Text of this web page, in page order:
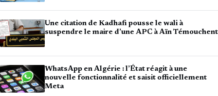
Une citation de Kadhafi pousse le wali à
suspendre le maire d’une APC à Aïn Témouchent
WhatsApp en Algérie : l’État réagit à une
nouvelle fonctionnalité et saisit officiellement
Meta